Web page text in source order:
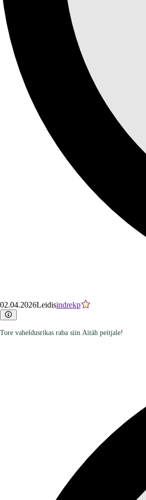
02.04.2026Leidisindrekp
Tore vaheldusrikas raba siin.Aitäh peitjale!